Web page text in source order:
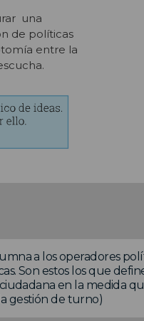
una
de políticas
entre la
a los operadores
Son estos los que
en la medida
gestión de turno)